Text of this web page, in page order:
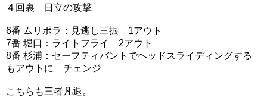
４回裏 日立の攻撃
6番 ムリポラ：見逃し三振 1アウト
7番 堀口：ライトフライ 2アウト
8番 杉浦：セーフティバントでヘッドスライディングする
もアウトに チェンジ
こちらも三者凡退。